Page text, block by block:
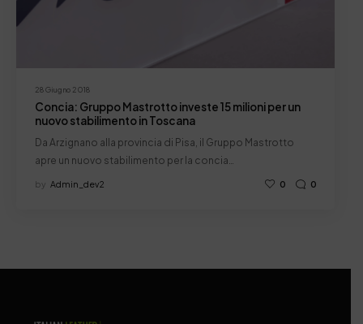
28 Giugno 2018
Concia: Gruppo Mastrotto investe 15 milioni per un
nuovo stabilimento in Toscana
Da Arzignano alla provincia di Pisa, il Gruppo Mastrotto
apre un nuovo stabilimento per la concia…
by Admin_dev2 0 0